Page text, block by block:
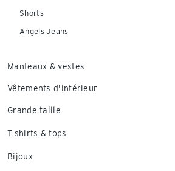
Shorts
Angels Jeans
Manteaux & vestes
Vêtements d'intérieur
Grande taille
T-shirts & tops
Bijoux